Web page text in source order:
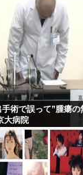
手術で誤って”腫瘍
大病院